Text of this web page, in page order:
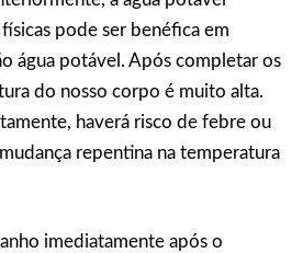
pode ser benéfica em
água potável. Após completar os
do nosso corpo é muito alta.
haverá risco de febre ou
repentina na temperatura
imediatamente após o